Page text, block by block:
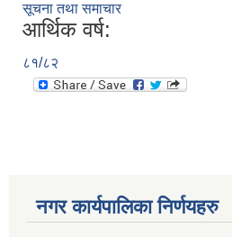
सूचना तथा समाचार
आर्थिक वर्ष:
८१/८२
नगर कार्यपालिका निर्णयहरु